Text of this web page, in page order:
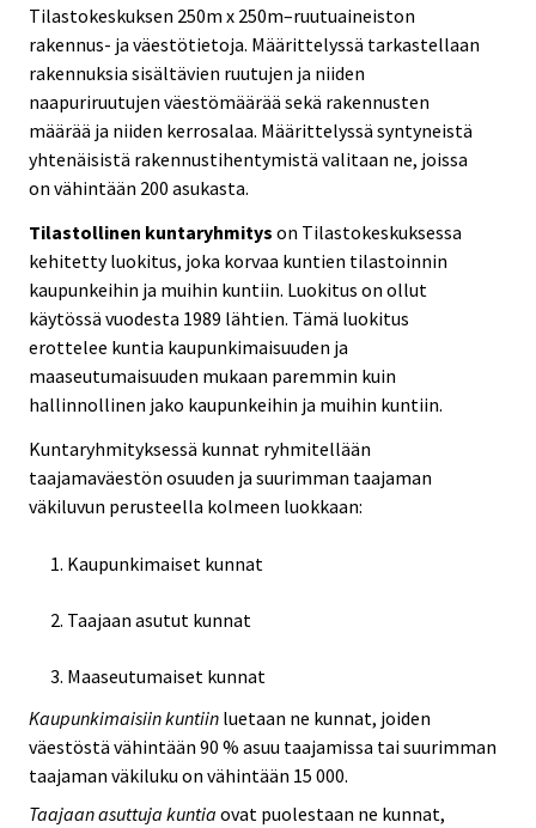
Tilastokeskuksen 250m x 250m–ruutuaineiston
rakennus- ja väestötietoja. Määrittelyssä tarkastellaan
rakennuksia sisältävien ruutujen ja niiden
naapuriruutujen väestömäärää sekä rakennusten
määrää ja niiden kerrosalaa. Määrittelyssä syntyneistä
yhtenäisistä rakennustihentymistä valitaan ne, joissa
on vähintään 200 asukasta.
Tilastollinen kuntaryhmitys on Tilastokeskuksessa
kehitetty luokitus, joka korvaa kuntien tilastoinnin
kaupunkeihin ja muihin kuntiin. Luokitus on ollut
käytössä vuodesta 1989 lähtien. Tämä luokitus
erottelee kuntia kaupunkimaisuuden ja
maaseutumaisuuden mukaan paremmin kuin
hallinnollinen jako kaupunkeihin ja muihin kuntiin.
Kuntaryhmityksessä kunnat ryhmitellään
taajamaväestön osuuden ja suurimman taajaman
väkiluvun perusteella kolmeen luokkaan:
Kaupunkimaiset kunnat
Taajaan asutut kunnat
Maaseutumaiset kunnat
Kaupunkimaisiin kuntiin luetaan ne kunnat, joiden
väestöstä vähintään 90 % asuu taajamissa tai suurimman
taajaman väkiluku on vähintään 15 000.
Taajaan asuttuja kuntia ovat puolestaan ne kunnat,